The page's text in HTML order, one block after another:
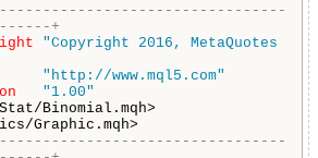
+
"Copyright 2016, MetaQuotes
"http://www.mql5.com"
"1.00"
Binomial.mqh>
Graphic.mqh>